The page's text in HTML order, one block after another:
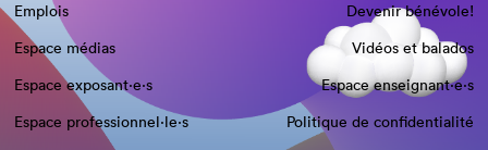
Emplois
Devenir bénévole!
Espace médias
Vidéos et balados
Espace exposant·e⋅s
Espace enseignant·e⋅s
Espace professionnel·le⋅s
Politique de confidentialité